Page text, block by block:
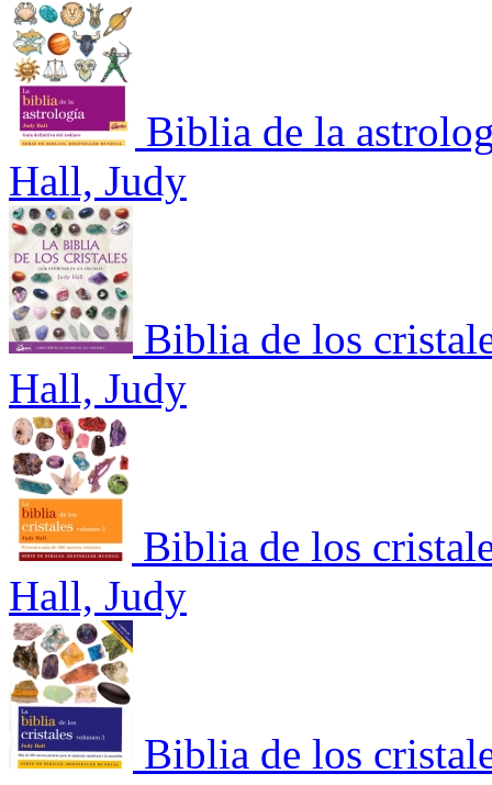
Biblia de la
Hall, Judy
Biblia de los
Hall, Judy
Biblia de los
Hall, Judy
Biblia de los